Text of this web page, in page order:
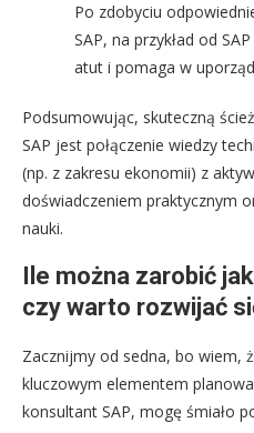
Po zdobyciu
SAP, na przykład od
atut i pomaga w
Podsumowując, skuteczną
SAP jest połączenie wiedzy
(np. z zakresu ekonomii) z
doświadczeniem praktycznym
nauki.
Ile można zarobić
czy warto rozwijać
Zacznijmy od sedna, bo wiem,
kluczowym elementem
konsultant SAP, mogę śmiało